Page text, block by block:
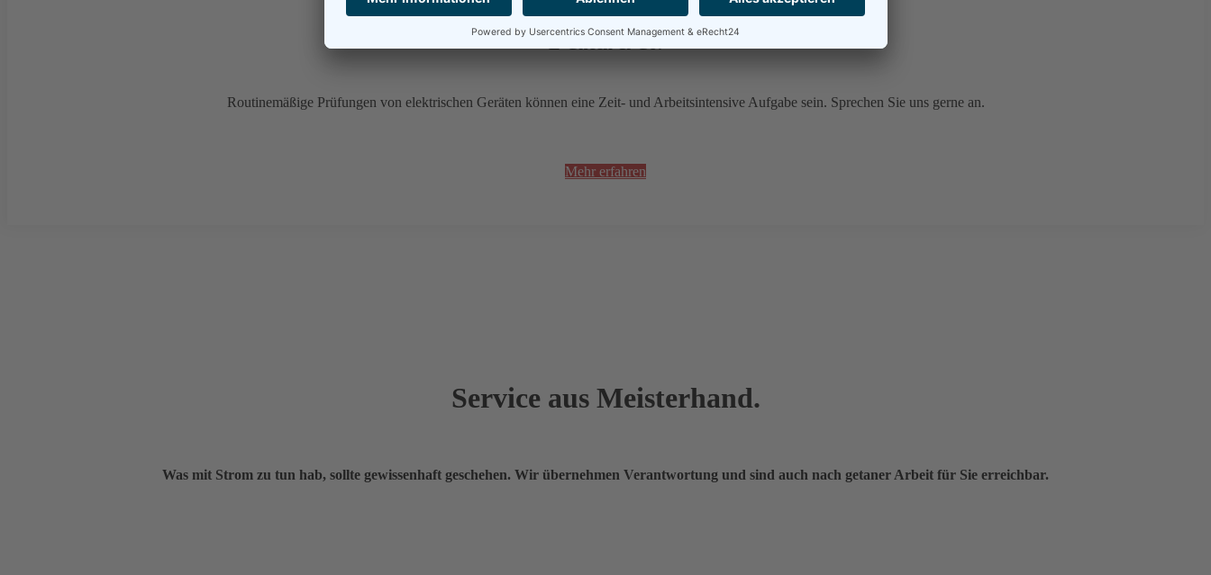
E-Check & Co.
Routinemäßige Prüfungen von elektrischen Geräten können eine Zeit- und Arbeitsintensive Aufgabe sein. Sprechen Sie uns gerne an.
Mehr erfahren
Service aus Meisterhand.
Was mit Strom zu tun hab, sollte gewissenhaft geschehen. Wir übernehmen Verantwortung und sind auch nach getaner Arbeit für Sie erreichbar.